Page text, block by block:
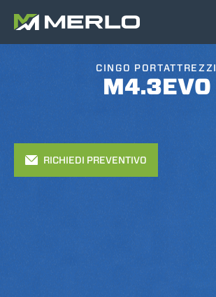
CINGO PORTATTREZZI
M4.3EVO
RICHIEDI PREVENTIVO